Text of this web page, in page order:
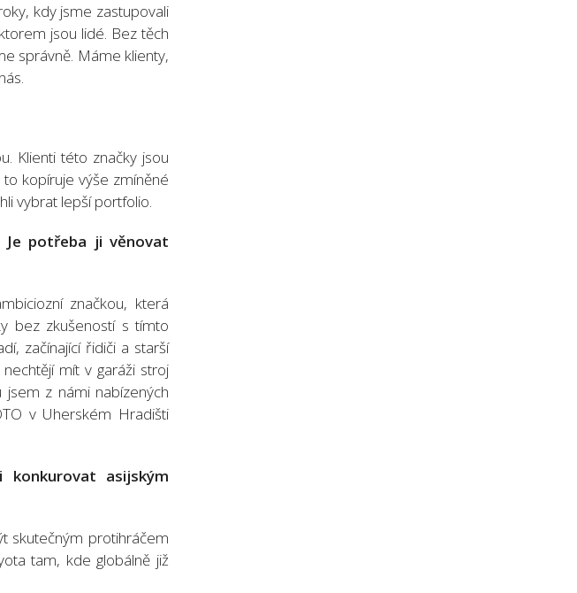
kdy jsme zastupovali
jsou lidé. Bez těch
správně. Máme klienty,
Klienti této značky jsou
kopíruje výše zmíněné
vybrat lepší portfolio.
Je potřeba ji věnovat
značkou, která
bez zkušeností s tímto
začínající řidiči a starší
mít v garáži stroj
z námi nabízených
v Uherském Hradišti
konkurovat asijským
skutečným protihráčem
tam, kde globálně již